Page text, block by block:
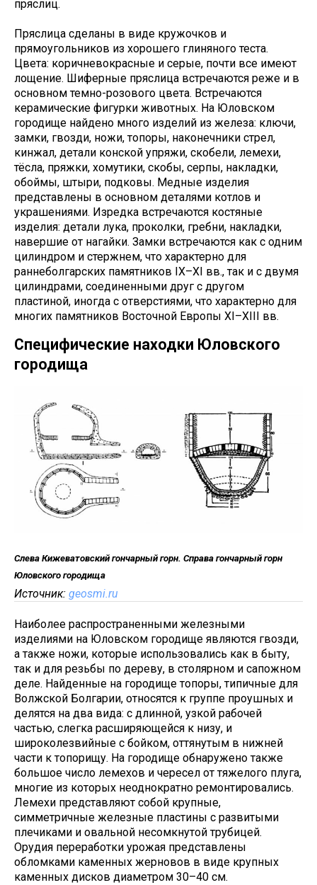
пряслиц.
Пряслица сделаны в виде кружочков и
прямоугольников из хорошего глиняного теста.
Цвета: коричневокрасные и серые, почти все имеют
лощение. Шиферные пряслица встречаются реже и в
основном темно-розового цвета. Встречаются
керамические фигурки животных. На Юловском
городище найдено много изделий из железа: ключи,
замки, гвозди, ножи, топоры, наконечники стрел,
кинжал, детали конской упряжи, скобели, лемехи,
тёсла, пряжки, хомутики, скобы, серпы, накладки,
обоймы, штыри, подковы. Медные изделия
представлены в основном деталями котлов и
украшениями. Изредка встречаются костяные
изделия: детали лука, проколки, гребни, накладки,
навершие от нагайки. Замки встречаются как с одним
цилиндром и стержнем, что характерно для
раннеболгарских памятников IX–XI вв., так и с двумя
цилиндрами, соединенными друг с другом
пластиной, иногда с отверстиями, что характерно для
многих памятников Восточной Европы XI–XIII вв.
Специфические находки Юловского
городища
Слева Кижеватовский гончарный горн. Справа гончарный горн
Юловского городища
Источник: geosmi.ru
Наиболее распространенными железными
изделиями на Юловском городище являются гвозди,
а также ножи, которые использовались как в быту,
так и для резьбы по дереву, в столярном и сапожном
деле. Найденные на городище топоры, типичные для
Волжской Болгарии, относятся к группе проушных и
делятся на два вида: с длинной, узкой рабочей
частью, слегка расширяющейся к низу, и
широколезвийные с бойком, оттянутым в нижней
части к топорищу. На городище обнаружено также
большое число лемехов и чересел от тяжелого плуга,
многие из которых неоднократно ремонтировались.
Лемехи представляют собой крупные,
симметричные железные пластины с развитыми
плечиками и овальной несомкнутой трубицей.
Орудия переработки урожая представлены
обломками каменных жерновов в виде крупных
каменных дисков диаметром 30–40 см.